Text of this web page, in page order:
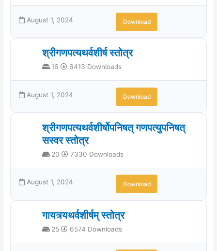
August 1, 2024 Download
श्रीगणपत्यथर्वशीर्ष स्तोत्र
16 6413 Downloads
August 1, 2024 Download
श्रीगणपत्यथर्वशीर्षोपनिषत् गणपत्युपनिषत्
सस्वर स्तोत्र
20 7330 Downloads
August 1, 2024 Download
गायत्र्यथर्वशीर्षम् स्तोत्र
25 6574 Downloads